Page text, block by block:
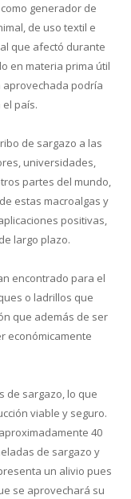
generador de
de uso textil e
que afectó durante
en materia prima útil
podría
país.
de sargazo a las
universidades,
partes del mundo,
estas macroalgas y
positivas,
largo plazo.
encontrado para el
o ladrillos que
que además de ser
económicamente
de sargazo, lo que
viable y seguro.
40
de sargazo y
un alivio pues
se aprovechará su